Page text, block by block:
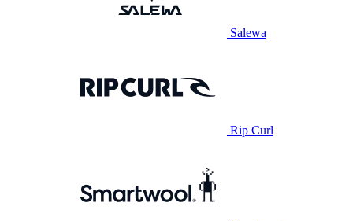
Salewa
Rip Curl